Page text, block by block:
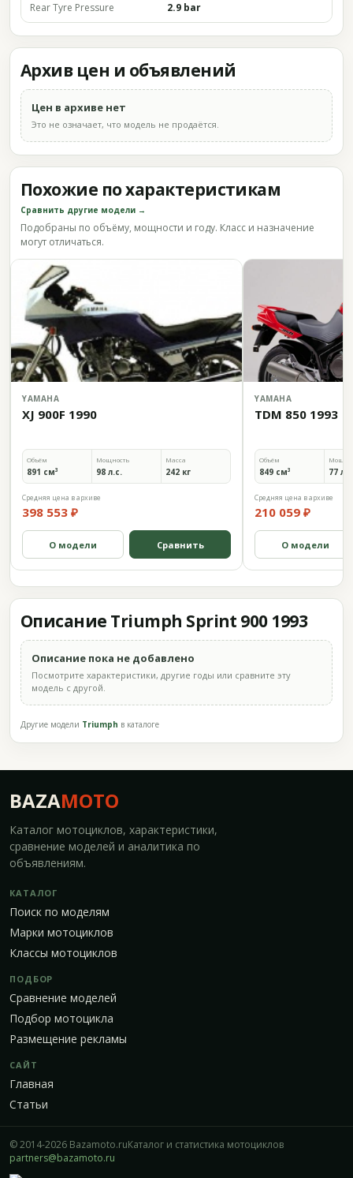
Rear Tyre Pressure 2.9 bar
Архив цен и объявлений
Цен в архиве нет
Это не означает, что модель не продаётся.
Похожие по характеристикам
Сравнить другие модели →
Подобраны по объёму, мощности и году. Класс и назначение
могут отличаться.
YAMAHA
XJ 900F 1990
Объём
891 см³
Мощность
98 л.с.
Масса
242 кг
Средняя цена в архиве
398 553 ₽
О модели Сравнить
YAMAHA
TDM 850 1993
Объём
849 см³ 77
Средняя цена в архиве
210 059 ₽
О модели
Описание Triumph Sprint 900 1993
Описание пока не добавлено
Посмотрите характеристики, другие годы или сравните эту
модель с другой.
Другие модели Triumph в каталоге
BAZAMOTO
Каталог мотоциклов, характеристики,
сравнение моделей и аналитика по
объявлениям.
КАТАЛОГ
Поиск по моделям
Марки мотоциклов
Классы мотоциклов
ПОДБОР
Сравнение моделей
Подбор мотоцикла
Размещение рекламы
САЙТ
Главная
Статьи
© 2014-2026 Bazamoto.ruКаталог и статистика мотоциклов
partners@bazamoto.ru